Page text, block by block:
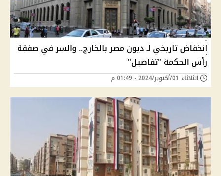
انخفاض تاريخي لـ ديون مصر بالخارج.. والسر في صفقة
رأس الحكمة "تفاصيل"
الثلاثاء 01/أكتوبر/2024 - 01:49 م